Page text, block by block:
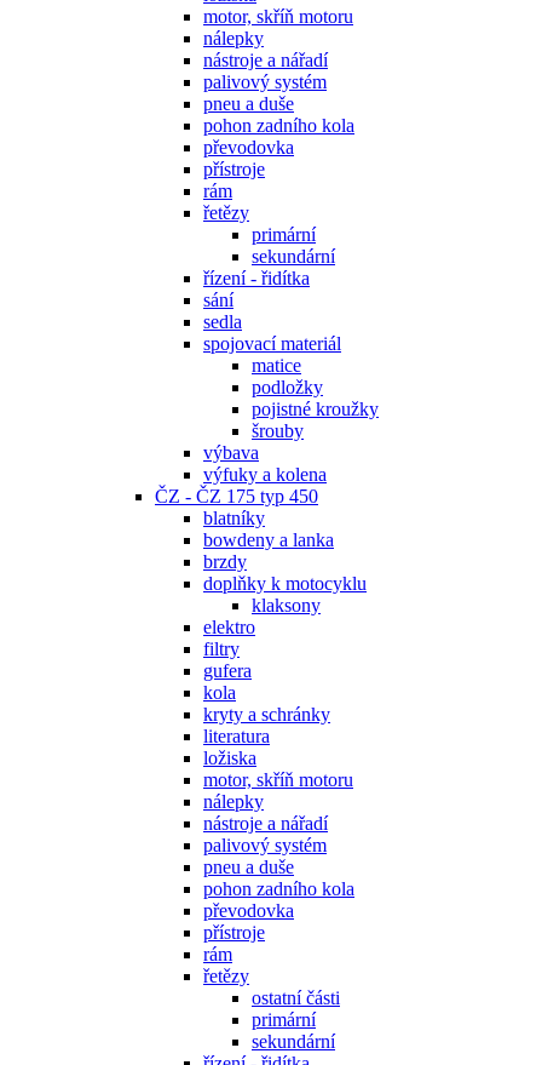
motor, skříň motoru
nálepky
nástroje a nářadí
palivový systém
pneu a duše
pohon zadního kola
převodovka
přístroje
rám
řetězy
primární
sekundární
řízení - řidítka
sání
sedla
spojovací materiál
matice
podložky
pojistné kroužky
šrouby
výbava
výfuky a kolena
ČZ - ČZ 175 typ 450
blatníky
bowdeny a lanka
brzdy
doplňky k motocyklu
klaksony
elektro
filtry
gufera
kola
kryty a schránky
literatura
ložiska
motor, skříň motoru
nálepky
nástroje a nářadí
palivový systém
pneu a duše
pohon zadního kola
převodovka
přístroje
rám
řetězy
ostatní části
primární
sekundární